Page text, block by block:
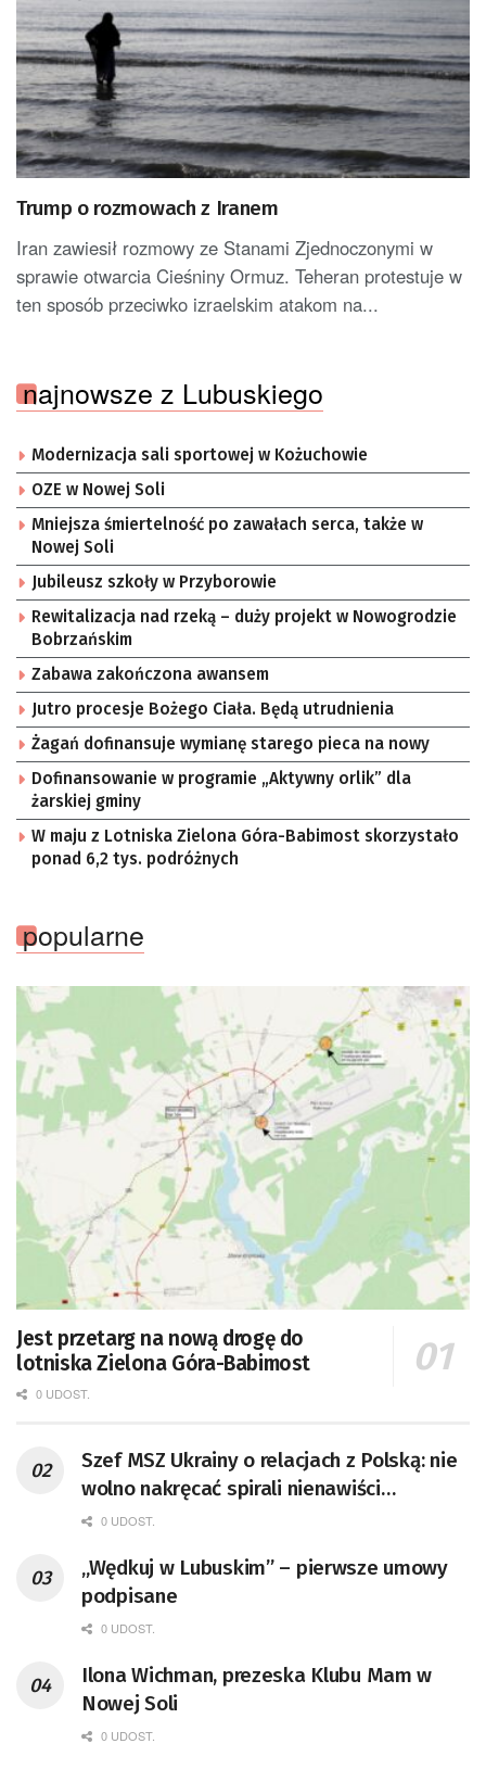
Trump o rozmowach z Iranem
Iran zawiesił rozmowy ze Stanami Zjednoczonymi w
sprawie otwarcia Cieśniny Ormuz. Teheran protestuje w
ten sposób przeciwko izraelskim atakom na...
najnowsze z Lubuskiego
Modernizacja sali sportowej w Kożuchowie
OZE w Nowej Soli
Mniejsza śmiertelność po zawałach serca, także w
Nowej Soli
Jubileusz szkoły w Przyborowie
Rewitalizacja nad rzeką – duży projekt w Nowogrodzie
Bobrzańskim
Zabawa zakończona awansem
Jutro procesje Bożego Ciała. Będą utrudnienia
Żagań dofinansuje wymianę starego pieca na nowy
Dofinansowanie w programie „Aktywny orlik” dla
żarskiej gminy
W maju z Lotniska Zielona Góra-Babimost skorzystało
ponad 6,2 tys. podróżnych
popularne
Jest przetarg na nową drogę do
lotniska Zielona Góra-Babimost
0 UDOST.
Szef MSZ Ukrainy o relacjach z Polską: nie
wolno nakręcać spirali nienawiści
[AKTUALIZACJA]
0 UDOST.
„Wędkuj w Lubuskim” – pierwsze umowy
podpisane
0 UDOST.
Ilona Wichman, prezeska Klubu Mam w
Nowej Soli
0 UDOST.